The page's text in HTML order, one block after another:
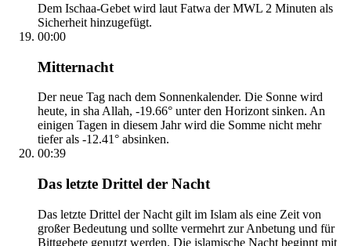
Dem Ischaa-Gebet wird laut Fatwa der MWL 2 Minuten als
Sicherheit hinzugefügt.
00:00
Mitternacht
Der neue Tag nach dem Sonnenkalender. Die Sonne wird
heute, in sha Allah, -19.66° unter den Horizont sinken. An
einigen Tagen in diesem Jahr wird die Somme nicht mehr
tiefer als -12.41° absinken.
00:39
Das letzte Drittel der Nacht
Das letzte Drittel der Nacht gilt im Islam als eine Zeit von
großer Bedeutung und sollte vermehrt zur Anbetung und für
Bittgebete genutzt werden. Die islamische Nacht beginnt mit